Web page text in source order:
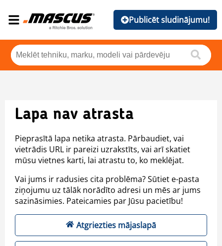
Publicēt sludinājumu!
Lapa nav atrasta
Pieprasītā lapa netika atrasta. Pārbaudiet, vai
vietrādis URL ir pareizi uzrakstīts, vai arī skatiet
mūsu vietnes karti, lai atrastu to, ko meklējat.
Vai jums ir radusies cita problēma? Sūtiet e-pasta
ziņojumu uz tālāk norādīto adresi un mēs ar jums
sazināsimies. Pateicamies par Jūsu pacietību!
Atgriezties mājaslapā